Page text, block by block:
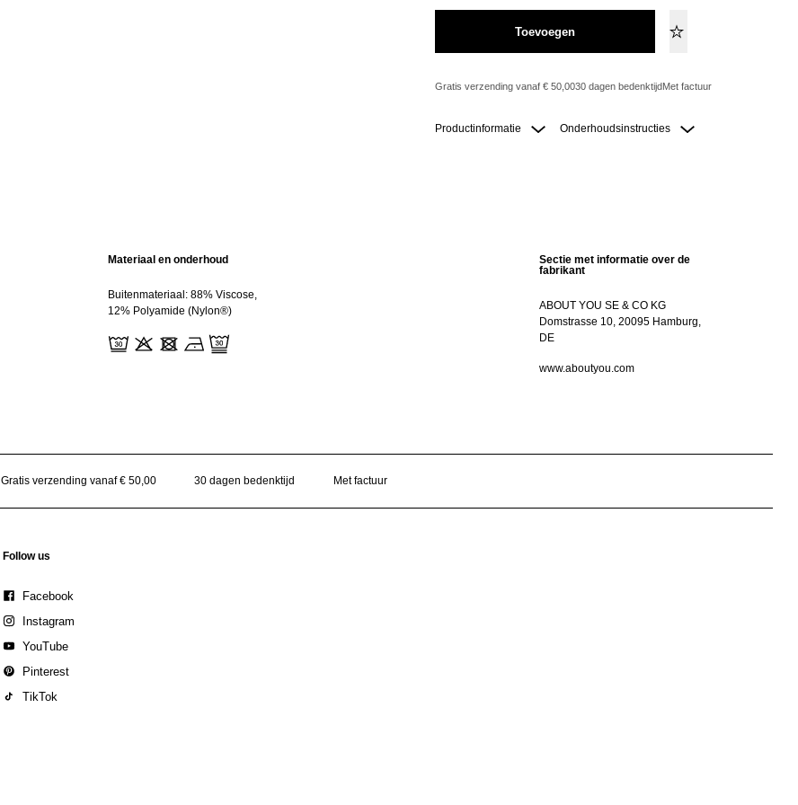
Toevoegen
Gratis verzending vanaf € 50,0030 dagen bedenktijdMet factuur
Productinformatie Onderhoudsinstructies
Materiaal en onderhoud
Buitenmateriaal: 88% Viscose,
12% Polyamide (Nylon®)
Sectie met informatie over de
fabrikant
ABOUT YOU SE & CO KG
Domstrasse 10, 20095 Hamburg,
DE
www.aboutyou.com
Gratis verzending vanaf € 50,00 30 dagen bedenktijd Met factuur
Follow us
Facebook
Instagram
YouTube
Pinterest
TikTok